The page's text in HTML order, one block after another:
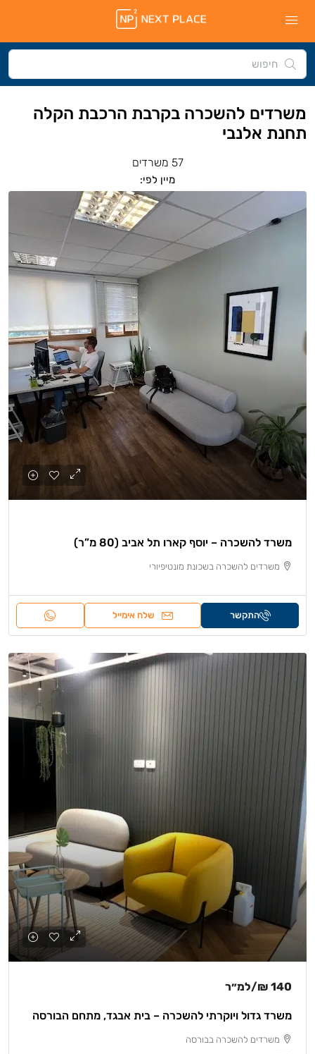
משרדים להשכרה בקרבת הרכבת הקלה
תחנת אלנבי
57 משרדים
מיין לפי:
משרד להשכרה – יוסף קארו תל אביב (80 מ”ר)
משרדים להשכרה בשכונת מונטיפיורי
התקשר שלח אימייל
140 ₪ /למ״ר
משרד גדול ויוקרתי להשכרה – בית אבגד, מתחם הבורסה
משרדים להשכרה בבורסה